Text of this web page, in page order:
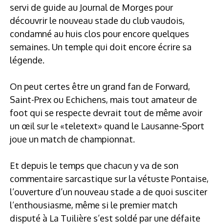
servi de guide au Journal de Morges pour
découvrir le nouveau stade du club vaudois,
condamné au huis clos pour encore quelques
semaines. Un temple qui doit encore écrire sa
légende.
On peut certes être un grand fan de Forward,
Saint-Prex ou Echichens, mais tout amateur de
foot qui se respecte devrait tout de même avoir
un œil sur le «teletext» quand le Lausanne-Sport
joue un match de championnat.
Et depuis le temps que chacun y va de son
commentaire sarcastique sur la vétuste Pontaise,
l’ouverture d’un nouveau stade a de quoi susciter
l’enthousiasme, même si le premier match
disputé à La Tuilière s’est soldé par une défaite